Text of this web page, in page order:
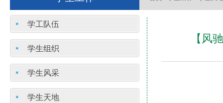
学工队伍
学生组织
学生风采
学生天地
【风